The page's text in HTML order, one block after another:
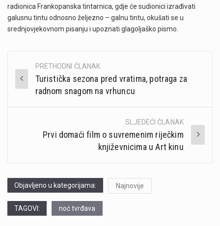
radionica Frankopanska tintarnica, gdje će sudionici izrađivati
galusnu tintu odnosno željezno – galnu tintu, okušati se u
srednjovjekovnom pisanju i upoznati glagoljaško pismo.
Post
navigation
PRETHODNI ČLANAK
Turistička sezona pred vratima, potraga za
radnom snagom na vrhuncu
SLJEDEĆI ČLANAK
Prvi domaći film o suvremenim riječkim
književnicima u Art kinu
Objavljeno u kategorijama: Najnovije
TAGOVI: noć tvrđava